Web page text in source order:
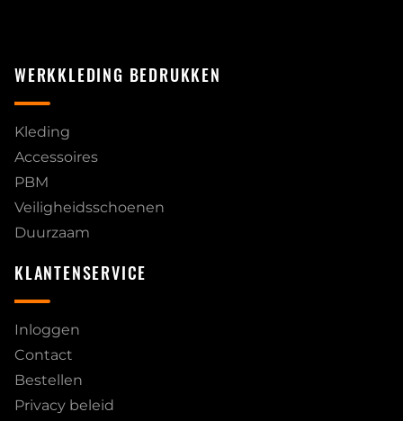
WERKKLEDING BEDRUKKEN
Kleding
Accessoires
PBM
Veiligheidsschoenen
Duurzaam
KLANTENSERVICE
Inloggen
Contact
Bestellen
Privacy beleid